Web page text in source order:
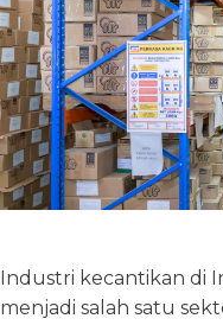
Industri kecantikan di
menjadi salah satu